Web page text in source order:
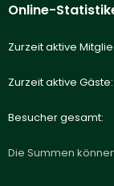
Online-
Zurzeit aktive
Zurzeit aktive Gäste
Besucher gesamt
Die Summen